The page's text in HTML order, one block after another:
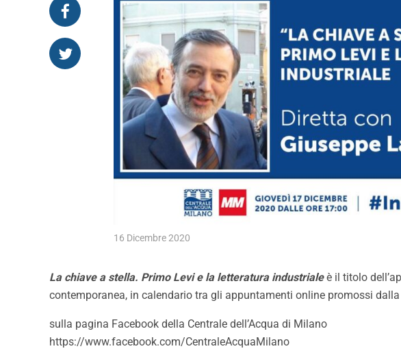
16 Dicembre 2020
La chiave a stella. Primo Levi e la letteratura industrialeè il titolo
contemporanea, in calendario tra gli appuntamenti online promossi dalla
sulla pagina Facebook della Centrale dell’Acqua di Milano
https://www.facebook.com/CentraleAcquaMilano